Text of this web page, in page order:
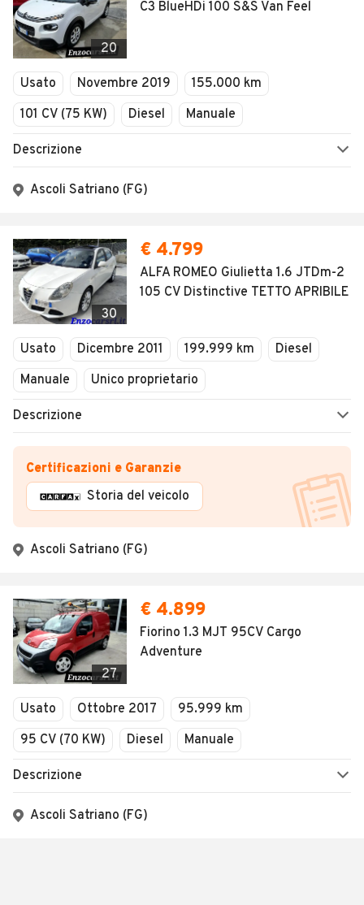
20
C3 BlueHDi 100 S&S Van Feel
Usato Novembre 2019
155.000 km
101 CV (75 KW)
Diesel Manuale
Descrizione
Ascoli Satriano (FG)
30
€ 4.799
ALFA ROMEO Giulietta 1.6 JTDm-2
105 CV Distinctive TETTO APRIBILE
Usato Dicembre 2011 199.999 km
Diesel
Manuale
Unico proprietario
Descrizione
Certificazioni e Garanzie
Storia del veicolo
Ascoli Satriano (FG)
27
€ 4.899
Fiorino 1.3 MJT 95CV Cargo
Adventure
Usato Ottobre 2017
95.999 km
95 CV (70 KW)
Diesel Manuale
Descrizione
Ascoli Satriano (FG)